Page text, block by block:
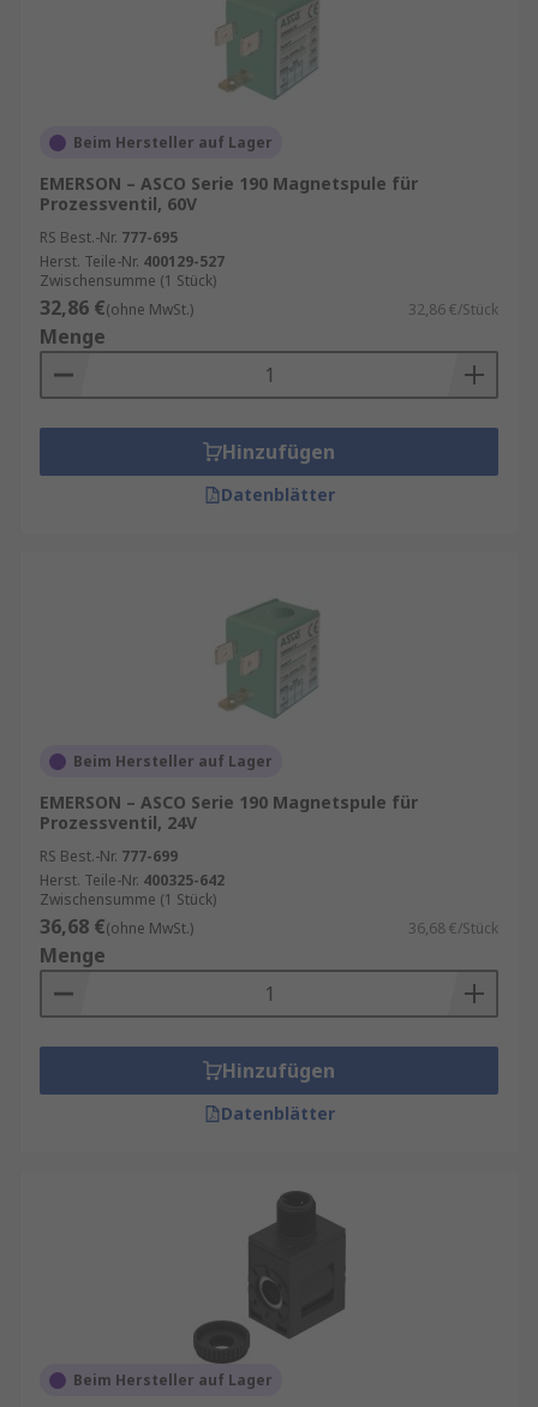
Beim Hersteller auf Lager
EMERSON – ASCO Serie 190 Magnetspule für
Prozessventil, 60V
RS Best.-Nr. 777-695
Herst. Teile-Nr. 400129-527
Zwischensumme (1 Stück)
32,86 €(ohne MwSt.) 32,86 €/Stück
Menge
Hinzufügen
Datenblätter
Beim Hersteller auf Lager
EMERSON – ASCO Serie 190 Magnetspule für
Prozessventil, 24V
RS Best.-Nr. 777-699
Herst. Teile-Nr. 400325-642
Zwischensumme (1 Stück)
36,68 €(ohne MwSt.) 36,68 €/Stück
Menge
Hinzufügen
Datenblätter
Beim Hersteller auf Lager